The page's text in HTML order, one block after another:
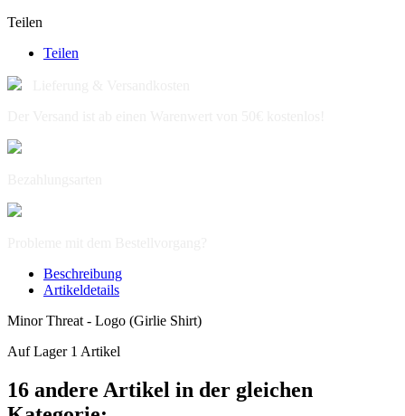
Teilen
Teilen
Beschreibung
Artikeldetails
Minor Threat - Logo (Girlie Shirt)
Auf Lager 1 Artikel
16 andere Artikel in der gleichen